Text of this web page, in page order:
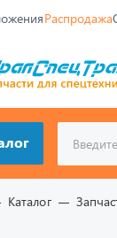
Распродажа
Каталог